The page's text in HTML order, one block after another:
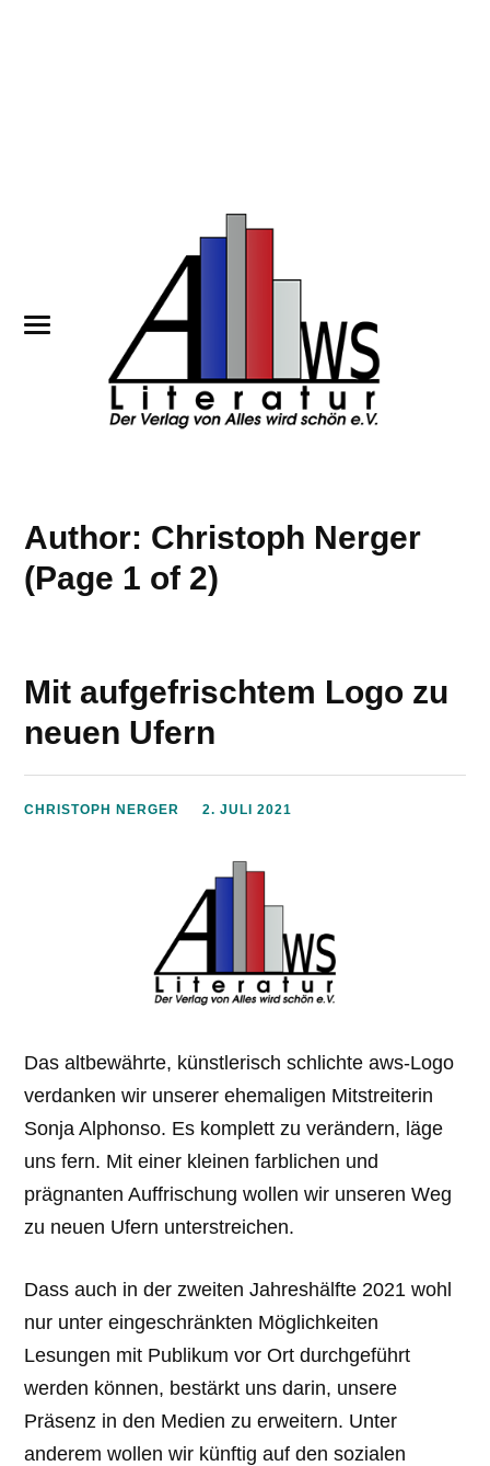
Author: Christoph Nerger
(Page 1 of 2)
Mit aufgefrischtem Logo zu
neuen Ufern
CHRISTOPH NERGER 2. JULI 2021
Das altbewährte, künstlerisch schlichte aws-Logo
verdanken wir unserer ehemaligen Mitstreiterin
Sonja Alphonso. Es komplett zu verändern, läge
uns fern. Mit einer kleinen farblichen und
prägnanten Auffrischung wollen wir unseren Weg
zu neuen Ufern unterstreichen.
Dass auch in der zweiten Jahreshälfte 2021 wohl
nur unter eingeschränkten Möglichkeiten
Lesungen mit Publikum vor Ort durchgeführt
werden können, bestärkt uns darin, unsere
Präsenz in den Medien zu erweitern. Unter
anderem wollen wir künftig auf den sozialen